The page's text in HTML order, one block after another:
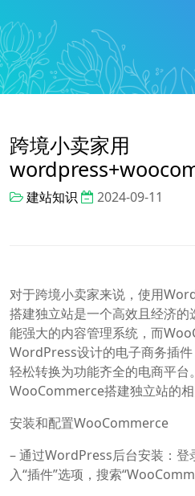
跨境小卖家用
建站知识 2024-09-11
对于跨境小卖家来说，使用
搭建独立站是一个高效且经济
能强大的内容管理系统，而
WordPress设计的电子商务插
轻松转换为功能齐全的电商平
WooCommerce搭建独立站的相
安装和配置WooCommerce
– 通过WordPress后台安装：
入“插件”选项，搜索